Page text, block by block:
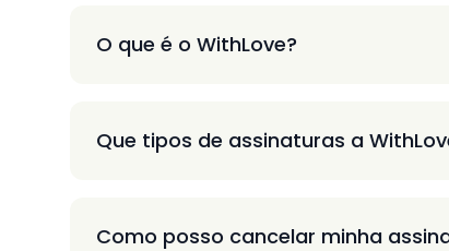
O que é o WithLove?
Que tipos de assinaturas a
Como posso cancelar minha